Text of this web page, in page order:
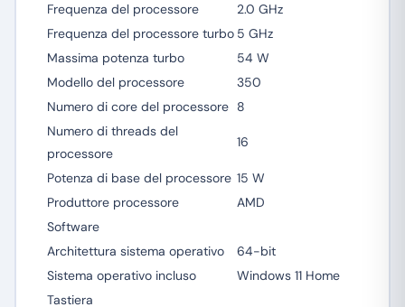
Frequenza del processore
2.0 GHz
Frequenza del processore turbo 5 GHz
Massima potenza turbo
54 W
Modello del processore
350
Numero di core del processore 8
Numero di threads del
processore
16
Potenza di base del processore 15 W
Produttore processore
AMD
Software
Architettura sistema operativo
64-bit
Sistema operativo incluso
Windows 11 Home
Tastiera